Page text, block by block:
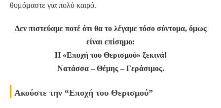
θυμόμαστε για πολύ καιρό.
Δεν πιστεύαμε ποτέ ότι θα το λέγαμε τόσο σύντομα, όμως
είναι επίσημο:
Η «Εποχή του Θερισμού» ξεκινά!
Νατάσσα – Θέμης – Γεράσιμος.
Ακούστε την “Εποχή του Θερισμού”